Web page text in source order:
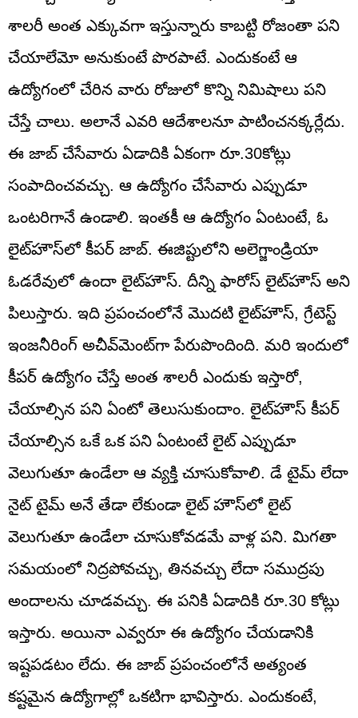
శాలరీ అంత ఎక్కువగా ఇస్తున్నారు కాబట్టి రోజంతా పని
చేయాలేమో అనుకుంటే పొరపాటే. ఎందుకంటే ఆ
ఉద్యోగంలో చేరిన వారు రోజులో కొన్ని నిమిషాలు పని
చేస్తే చాలు. అలానే ఎవరి ఆదేశాలనూ పాటించనక్కర్లేదు.
ఈ జాబ్ చేసేవారు ఏడాదికి ఏకంగా రూ.30కోట్లు
సంపాదించవచ్చు. ఆ ఉద్యోగం చేసేవారు ఎప్పుడూ
ఒంటరిగానే ఉండాలి. ఇంతకీ ఆ ఉద్యోగం ఏంటంటే, ఓ
లైట్‌హౌస్‌లో కీపర్‌ జాబ్. ఈజిప్టులోని అలెగ్జాండ్రియా
ఓడరేవులో ఉందా లైట్‌హౌస్‌. దీన్ని ఫారోస్ లైట్‌హౌస్‌ అని
పిలుస్తారు. ఇది ప్రపంచంలోనే మొదటి లైట్‌హౌస్, గ్రేటెస్ట్
ఇంజనీరింగ్ అచీవ్‌మెంట్‌గా పేరుపొందింది. మరి ఇందులో
కీపర్ ఉద్యోగం చేస్తే అంత శాలరీ ఎందుకు ఇస్తారో,
చేయాల్సిన పని ఏంటో తెలుసుకుందాం. లైట్‌హౌస్‌ కీపర్
చేయాల్సిన ఒకే ఒక పని ఏంటంటే లైట్ ఎప్పుడూ
వెలుగుతూ ఉండేలా ఆ వ్యక్తి చూసుకోవాలి. డే టైమ్‌ లేదా
నైట్ టైమ్‌ అనే తేడా లేకుండా లైట్ హౌస్‌లో లైట్
వెలుగుతూ ఉండేలా చూసుకోవడమే వాళ్ల పని. మిగతా
సమయంలో నిద్రపోవచ్చు, తినవచ్చు లేదా సముద్రపు
అందాలను చూడవచ్చు. ఈ పనికి ఏడాదికి రూ.30 కోట్లు
ఇస్తారు. అయినా ఎవ్వరూ ఈ ఉద్యోగం చేయడానికి
ఇష్టపడటం లేదు. ఈ జాబ్ ప్రపంచంలోనే అత్యంత
కష్టమైన ఉద్యోగాల్లో ఒకటిగా భావిస్తారు. ఎందుకంటే,